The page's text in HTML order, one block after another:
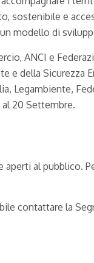
e
modello di
ANCI e
e della
Legambiente,
20 Settembre.
al pubblico.
contattare la